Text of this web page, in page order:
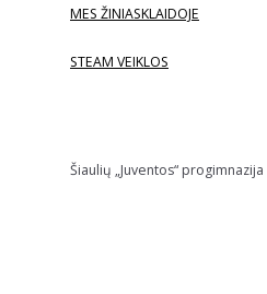
MES ŽINIASKLAIDOJE
STEAM VEIKLOS
Šiaulių „Juventos“ progimnazija